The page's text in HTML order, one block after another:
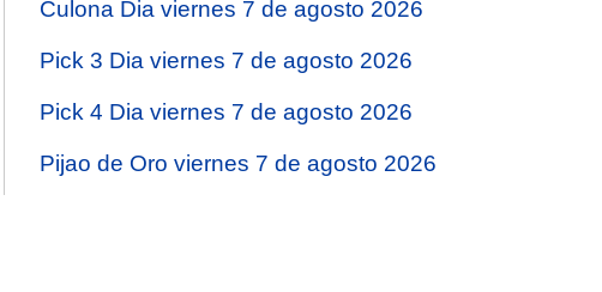
Culona Dia viernes 7 de agosto 2026
Pick 3 Dia viernes 7 de agosto 2026
Pick 4 Dia viernes 7 de agosto 2026
Pijao de Oro viernes 7 de agosto 2026